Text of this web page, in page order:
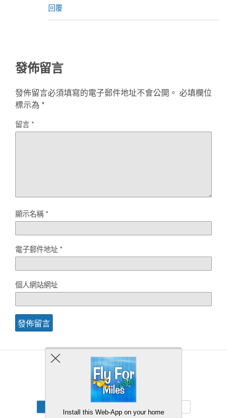
回覆
發佈留言
發佈留言必須填寫的電子郵件地址不會公開。 必填欄位
標示為 *
留言*
顯示名稱*
電子郵件地址*
個人網站網址
Back to top
Install this Web-App on your home